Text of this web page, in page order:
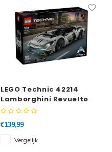
LEGO Technic 42214
Lamborghini Revuelto
supersportwagen
€139,99
Vergelijk